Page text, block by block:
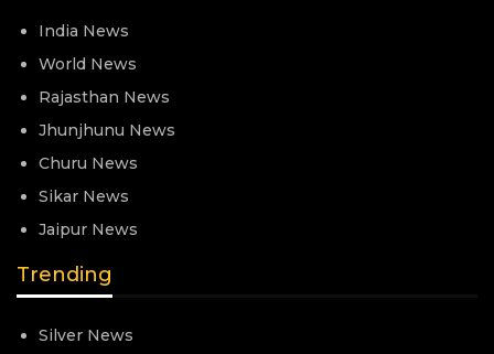
India News
World News
Rajasthan News
Jhunjhunu News
Churu News
Sikar News
Jaipur News
Trending
Silver News